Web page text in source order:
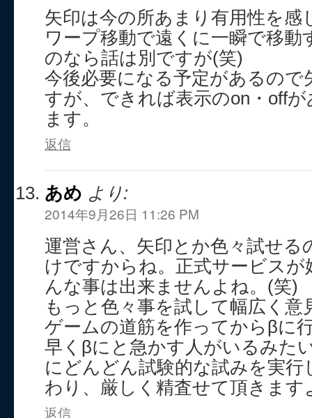
矢印は今の所あまり有用性を感
ワープ移動で遠くに一瞬で移動
のなら話は別ですが(笑)
今後必要になる予定があるので
すが、できれば表示のon・off
ます。
返信
あめ より:
2014年9月26日 11:26 PM
運営さん、矢印とか色々試せる
けですからね。正式サービス
んな事は出来ませんよね。(笑)
もっと色々事を試して幅広く
ゲームの道筋を作ってからβに
早くβにと急かす人がいるみた
にどんどん試験的な試みを実行
わり、厳しく精査せて頂きます
返信